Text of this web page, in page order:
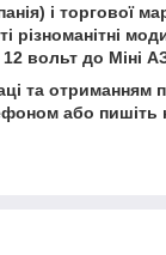
і торгової
різноманітні
вольт до Міні
та отриманням
або пишіть